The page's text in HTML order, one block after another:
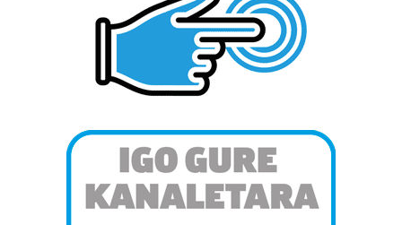
Lortu zure datu pertsonalak prozesatzeko moduari
buruzko informazio gehiago eta ezarri zure lehentasunak
datuen atalean. Edozein unetan alda edo ken dezakezu
zure baimena Cookieen adierazpenean.
Webgune honek cookie propioak eta hirugarrenen cookie-
fitxategiak erabiltzen ditu. Zure esperientzia eta
zerbitzuak hobetzeko asmoz, cookie teknologiaz
baliatzen gara. Ohar hau onartuz gero, teknologia hori